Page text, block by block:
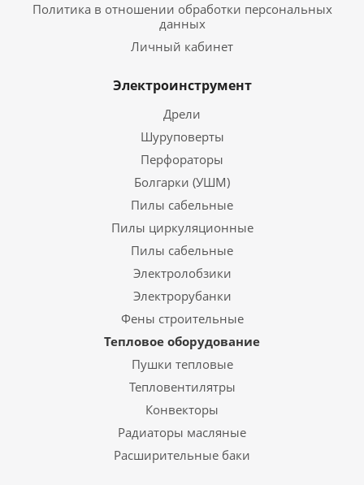
Политика в отношении обработки персональных
данных
Личный кабинет
Электроинструмент
Дрели
Шуруповерты
Перфораторы
Болгарки (УШМ)
Пилы сабельные
Пилы циркуляционные
Пилы сабельные
Электролобзики
Электрорубанки
Фены строительные
Тепловое оборудование
Пушки тепловые
Тепловентилятры
Конвекторы
Радиаторы масляные
Расширительные баки